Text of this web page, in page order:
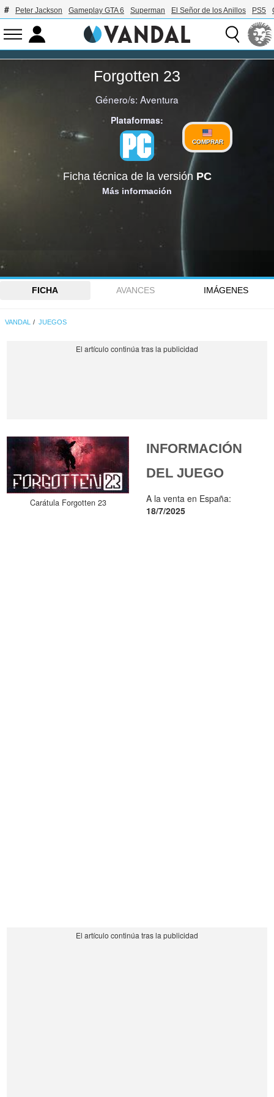
Peter Jackson Gameplay GTA 6 Superman El Señor de los Anillos PS5
Forgotten 23
Género/s: Aventura
Plataformas:
COMPRAR
Ficha técnica de la versión PC
Más información
FICHA AVANCES IMÁGENES
VANDAL JUEGOS
Carátula Forgotten 23
INFORMACIÓN
DEL JUEGO
A la venta en España:
18/7/2025